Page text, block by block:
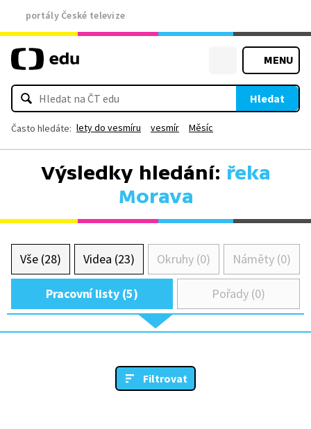
portály České televize
MENU
Hledat
Často hledáte: lety do vesmíru vesmír Měsíc
Výsledky hledání: řeka
Morava
Vše (28) Videa (23) Okruhy (0) Náměty (0)
Pracovní listy (5) Pořady (0)
Filtrovat